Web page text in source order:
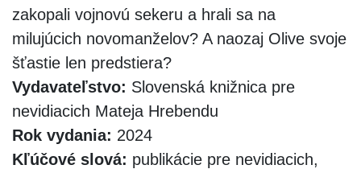
zakopali vojnovú sekeru a hrali sa na
milujúcich novomanželov? A naozaj Olive svoje
šťastie len predstiera?
Vydavateľstvo: Slovenská knižnica pre
nevidiacich Mateja Hrebendu
Rok vydania: 2024
Kľúčové slová: publikácie pre nevidiacich,